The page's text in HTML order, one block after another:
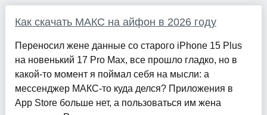
Как скачать МАКС на айфон в 2026 году
Переносил жене данные со старого iPhone 15 Plus
на новенький 17 Pro Max, все прошло гладко, но в
какой-то момент я поймал себя на мысли: а
мессенджер МАКС-то куда делся? Приложения в
App Store больше нет, а пользоваться им жена